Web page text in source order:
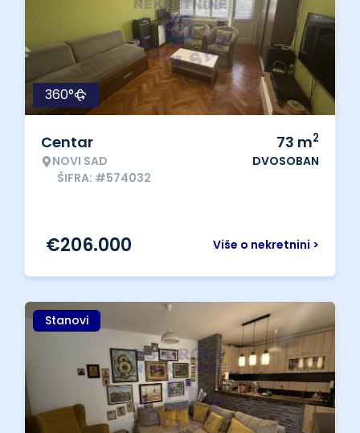
360°
Centar
NOVI SAD
ŠIFRA: #574032
73 m2
DVOSOBAN
Više o nekretnini >
€206.000
Stanovi